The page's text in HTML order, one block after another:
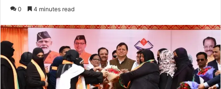
d
n
e
m
0 4 minutes read